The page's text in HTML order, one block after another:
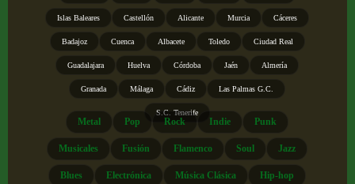
Islas Baleares Castellón Alicante Murcia Cáceres
Badajoz Cuenca Albacete Toledo Ciudad Real
Guadalajara Huelva Córdoba Jaén Almería
Granada Málaga Cádiz Las Palmas G.C.
S.C. Tenerife
Metal Pop Rock Indie Punk
Musicales Fusión Flamenco Soul Jazz
Blues Electrónica Música Clásica Hip-hop